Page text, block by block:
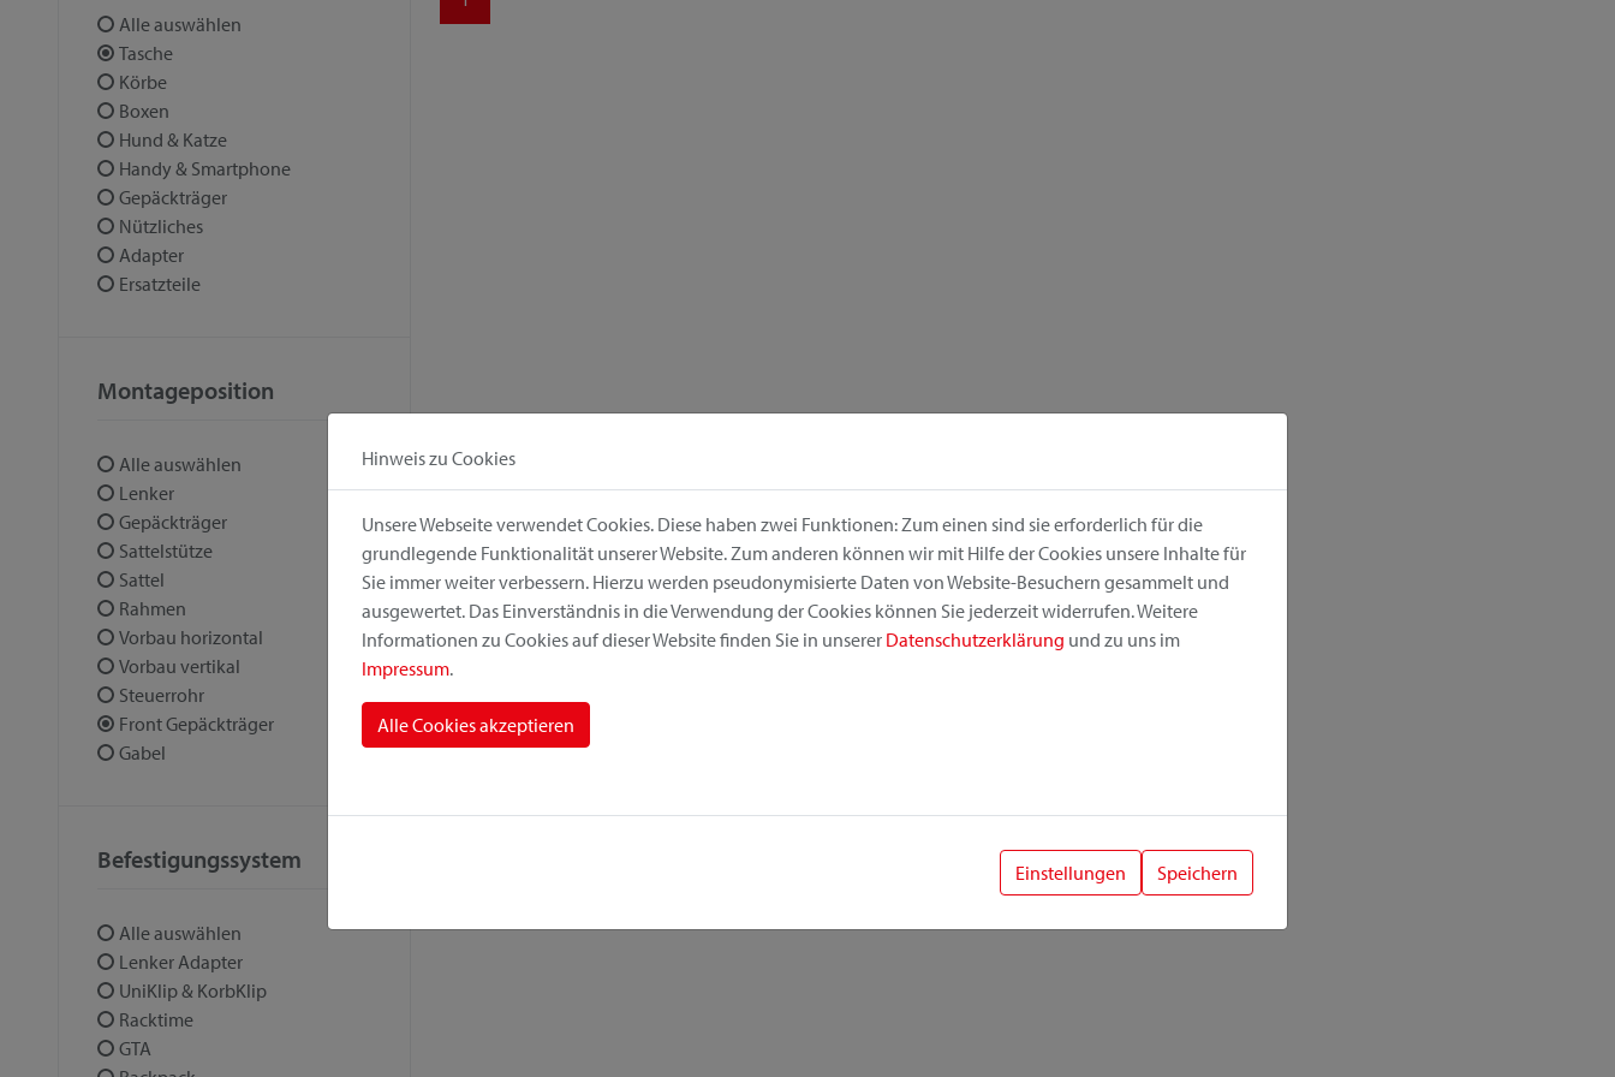
Alle auswählen
Tasche
Körbe
Boxen
Hund & Katze
Handy & Smartphone
Gepäckträger
Nützliches
Adapter
Ersatzteile
Montageposition
Alle auswählen
Lenker
Gepäckträger
Sattelstütze
Sattel
Rahmen
Vorbau horizontal
Vorbau vertikal
Steuerrohr
Front Gepäckträger
Gabel
Befestigungssystem
Alle auswählen
Lenker Adapter
UniKlip & KorbKlip
Racktime
GTA
Hinweis zu Cookies
Unsere Webseite verwendet Cookies. Diese haben zwei Funktionen: Zum einen sind sie erforderlich für die
grundlegende Funktionalität unserer Website. Zum anderen können wir mit Hilfe der Cookies unsere Inhalte für
Sie immer weiter verbessern. Hierzu werden pseudonymisierte Daten von Website-Besuchern gesammelt und
ausgewertet. Das Einverständnis in die Verwendung der Cookies können Sie jederzeit widerrufen. Weitere
Informationen zu Cookies auf dieser Website finden Sie in unserer Datenschutzerklärung und zu uns im
Impressum.
Alle Cookies akzeptieren
Einstellungen Speichern